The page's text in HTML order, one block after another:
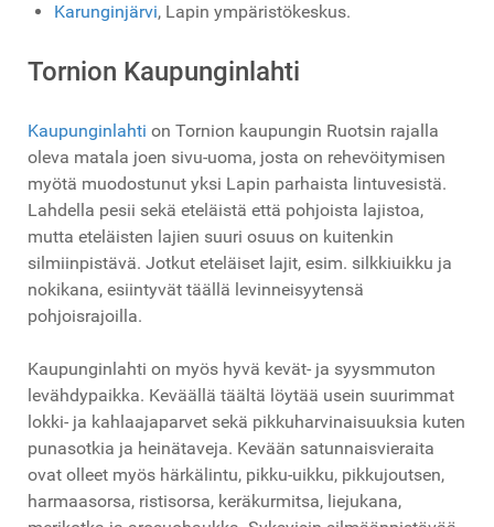
Karunginjärvi, Lapin ympäristökeskus.
Tornion Kaupunginlahti
Kaupunginlahti on Tornion kaupungin Ruotsin rajalla
oleva matala joen sivu-uoma, josta on rehevöitymisen
myötä muodostunut yksi Lapin parhaista lintuvesistä.
Lahdella pesii sekä eteläistä että pohjoista lajistoa,
mutta eteläisten lajien suuri osuus on kuitenkin
silmiinpistävä. Jotkut eteläiset lajit, esim. silkkiuikku ja
nokikana, esiintyvät täällä levinneisyytensä
pohjoisrajoilla.
Kaupunginlahti on myös hyvä kevät- ja syysmmuton
levähdypaikka. Keväällä täältä löytää usein suurimmat
lokki- ja kahlaajaparvet sekä pikkuharvinaisuuksia kuten
punasotkia ja heinätaveja. Kevään satunnaisvieraita
ovat olleet myös härkälintu, pikku-uikku, pikkujoutsen,
harmaasorsa, ristisorsa, keräkurmitsa, liejukana,